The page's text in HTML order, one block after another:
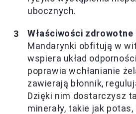
ubocznych.
Właściwości zdrowotne
Mandarynki obfitują w
wspiera układ
poprawia wchłanianie
zawierają błonnik,
Dzięki nim dostarczysz
minerały, takie jak